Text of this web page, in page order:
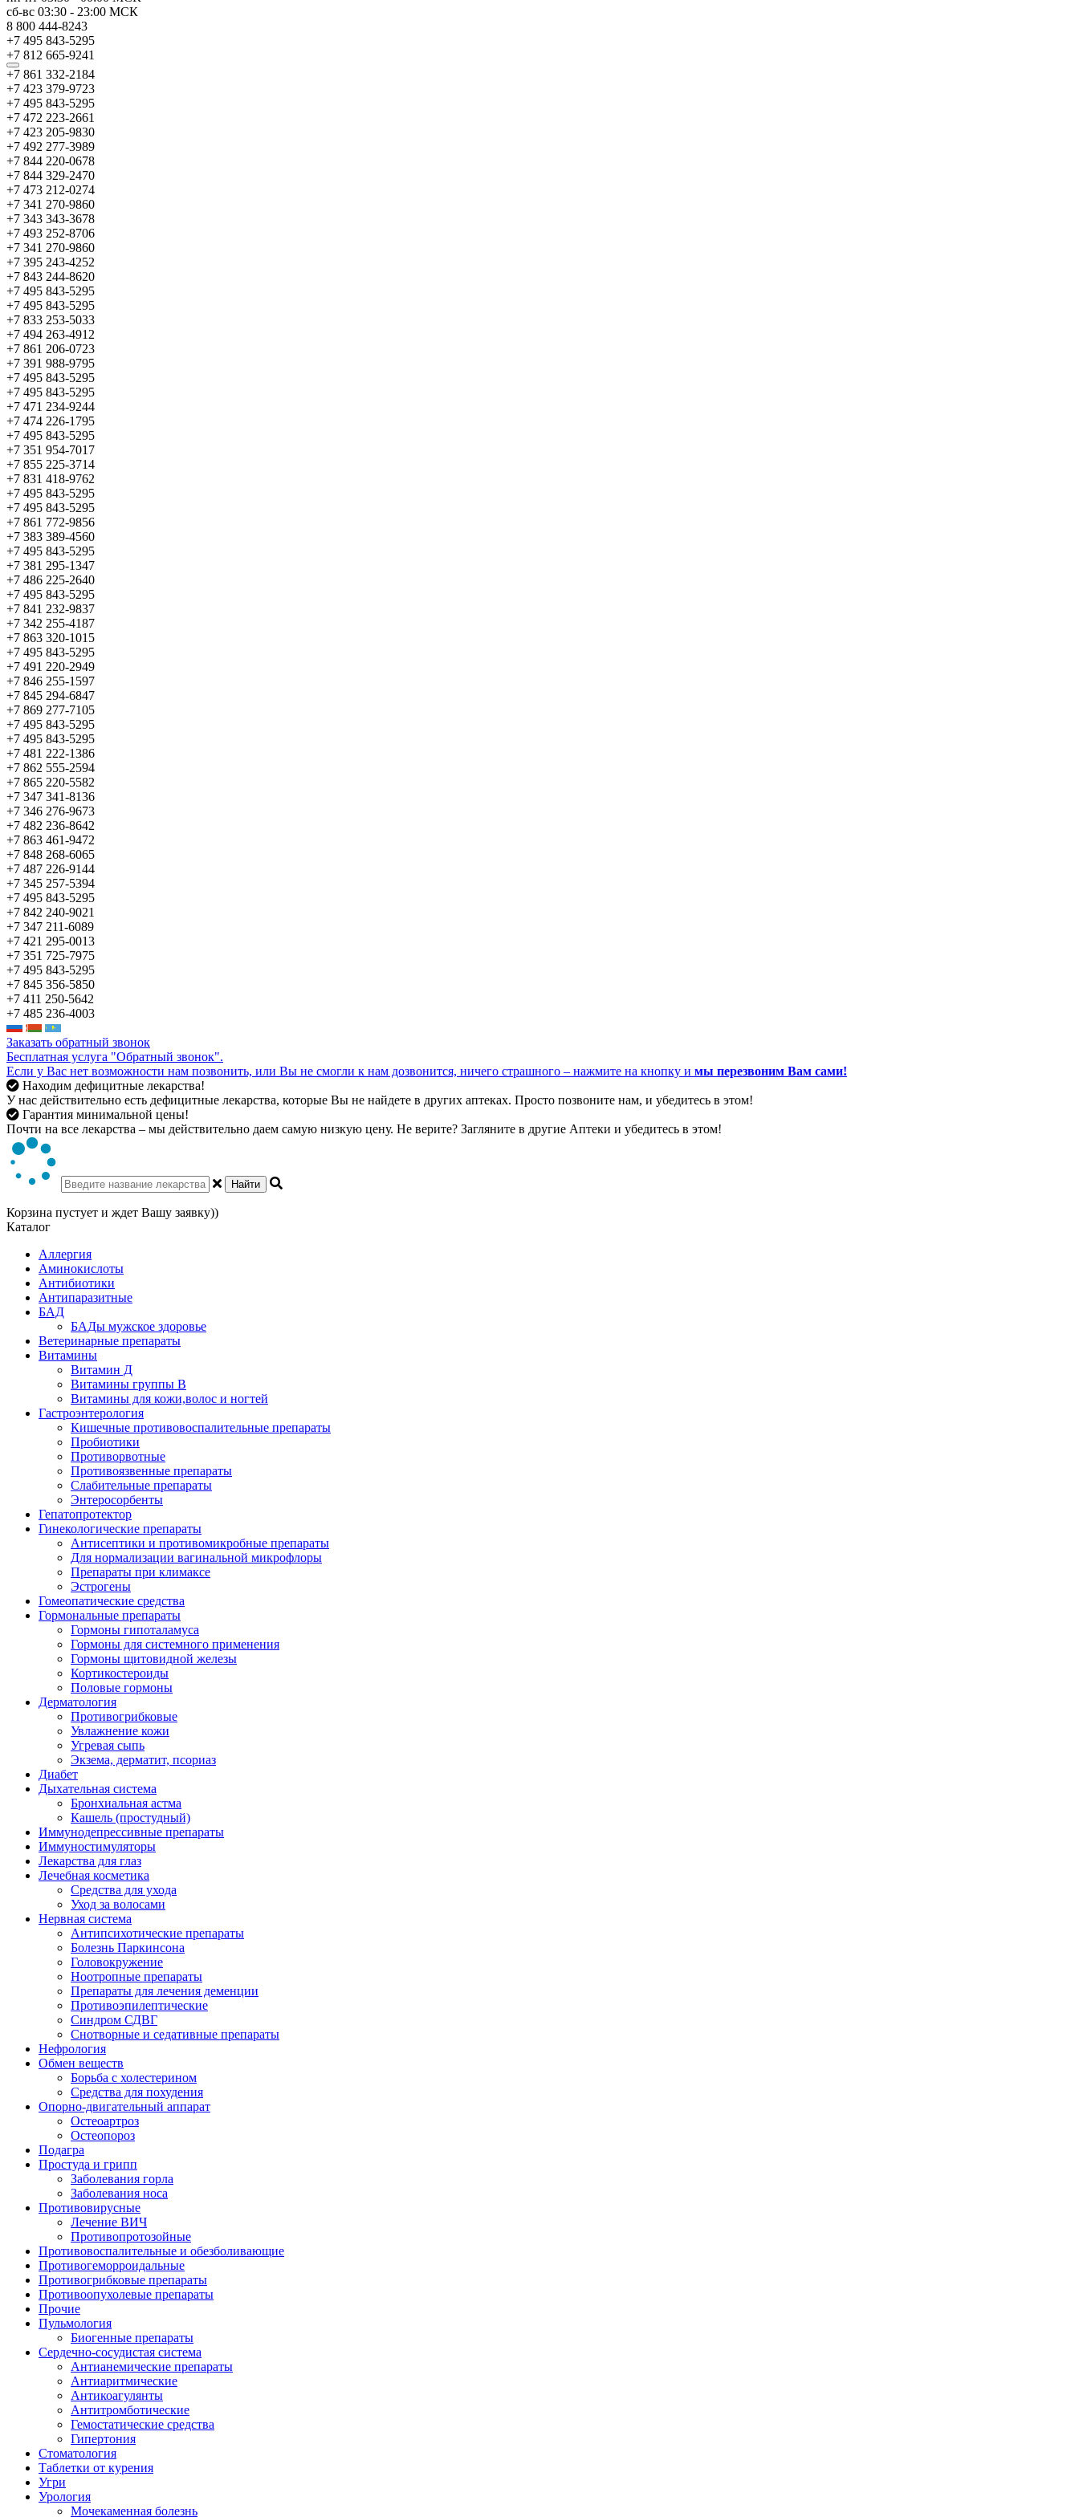
сб-вс 03:30 - 23:00 МСК
8 800 444-8243
+7 495 843-5295
+7 812 665-9241
+7 861 332-2184
+7 423 379-9723
+7 495 843-5295
+7 472 223-2661
+7 423 205-9830
+7 492 277-3989
+7 844 220-0678
+7 844 329-2470
+7 473 212-0274
+7 341 270-9860
+7 343 343-3678
+7 493 252-8706
+7 341 270-9860
+7 395 243-4252
+7 843 244-8620
+7 495 843-5295
+7 495 843-5295
+7 833 253-5033
+7 494 263-4912
+7 861 206-0723
+7 391 988-9795
+7 495 843-5295
+7 495 843-5295
+7 471 234-9244
+7 474 226-1795
+7 495 843-5295
+7 351 954-7017
+7 855 225-3714
+7 831 418-9762
+7 495 843-5295
+7 495 843-5295
+7 861 772-9856
+7 383 389-4560
+7 495 843-5295
+7 381 295-1347
+7 486 225-2640
+7 495 843-5295
+7 841 232-9837
+7 342 255-4187
+7 863 320-1015
+7 495 843-5295
+7 491 220-2949
+7 846 255-1597
+7 845 294-6847
+7 869 277-7105
+7 495 843-5295
+7 495 843-5295
+7 481 222-1386
+7 862 555-2594
+7 865 220-5582
+7 347 341-8136
+7 346 276-9673
+7 482 236-8642
+7 863 461-9472
+7 848 268-6065
+7 487 226-9144
+7 345 257-5394
+7 495 843-5295
+7 842 240-9021
+7 347 211-6089
+7 421 295-0013
+7 351 725-7975
+7 495 843-5295
+7 845 356-5850
+7 411 250-5642
+7 485 236-4003
Заказать обратный звонок
Бесплатная услуга "Обратный звонок".
Если у Вас нет возможности нам позвонить, или Вы не смогли к нам дозвонится, ничего страшного – нажмите на кнопку и мы перезвоним Вам сами!
Находим дефицитные лекарства!
У нас действительно есть дефицитные лекарства, которые Вы не найдете в других аптеках. Просто позвоните нам, и убедитесь в этом!
Гарантия минимальной цены!
Почти на все лекарства – мы действительно даем самую низкую цену. Не верите? Загляните в другие Аптеки и убедитесь в этом!
Найти
Корзина пустует и ждет Вашу заявку))
Каталог
Аллергия
Аминокислоты
Антибиотики
Антипаразитные
БАД
БАДы мужское здоровье
Ветеринарные препараты
Витамины
Витамин Д
Витамины группы В
Витамины для кожи,волос и ногтей
Гастроэнтерология
Кишечные противовоспалительные препараты
Пробиотики
Противорвотные
Противоязвенные препараты
Слабительные препараты
Энтеросорбенты
Гепатопротектор
Гинекологические препараты
Антисептики и противомикробные препараты
Для нормализации вагинальной микрофлоры
Препараты при климаксе
Эстрогены
Гомеопатические средства
Гормональные препараты
Гормоны гипоталамуса
Гормоны для системного применения
Гормоны щитовидной железы
Кортикостероиды
Половые гормоны
Дерматология
Противогрибковые
Увлажнение кожи
Угревая сыпь
Экзема, дерматит, псориаз
Диабет
Дыхательная система
Бронхиальная астма
Кашель (простудный)
Иммунодепрессивные препараты
Иммуностимуляторы
Лекарства для глаз
Лечебная косметика
Средства для ухода
Уход за волосами
Нервная система
Антипсихотические препараты
Болезнь Паркинсона
Головокружение
Ноотропные препараты
Препараты для лечения деменции
Противоэпилептические
Синдром СДВГ
Снотворные и седативные препараты
Нефрология
Обмен веществ
Борьба с холестерином
Средства для похудения
Опорно-двигательный аппарат
Остеоартроз
Остеопороз
Подагра
Простуда и грипп
Заболевания горла
Заболевания носа
Противовирусные
Лечение ВИЧ
Противопротозойные
Противовоспалительные и обезболивающие
Противогеморроидальные
Противогрибковые препараты
Противоопухолевые препараты
Прочие
Пульмология
Биогенные препараты
Сердечно-сосудистая система
Антианемические препараты
Антиаритмические
Антикоагулянты
Антитромботические
Гемостатические средства
Гипертония
Стоматология
Таблетки от курения
Угри
Урология
Мочекаменная болезнь